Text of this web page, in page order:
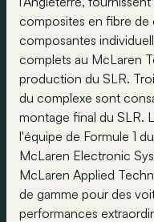
composites en fibre de
composantes
complets au McLaren
production du SLR.
du complexe sont
montage final du SLR.
l'équipe de Formule 1
McLaren Electronic
McLaren Applied
de gamme pour des
performances